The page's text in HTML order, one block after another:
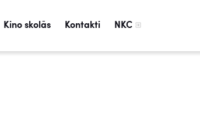
Kino skolās Kontakti NKC